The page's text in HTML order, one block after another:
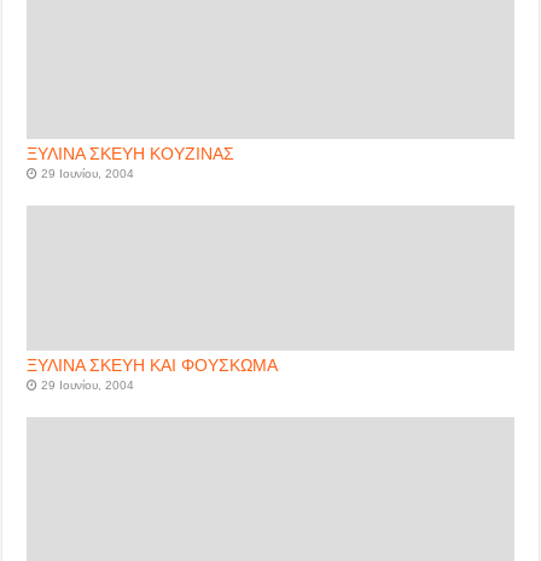
ΞΥΛΙΝΑ ΣΚΕΥΗ ΚΟΥΖΙΝΑΣ
29 Ιουνίου, 2004
ΞΥΛΙΝΑ ΣΚΕΥΗ ΚΑΙ ΦΟΥΣΚΩΜΑ
29 Ιουνίου, 2004